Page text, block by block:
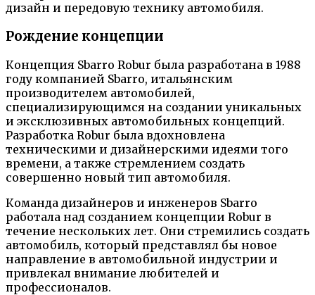
дизайн и передовую технику автомобиля.
Рождение концепции
Концепция Sbarro Robur была разработана в 1988
году компанией Sbarro, итальянским
производителем автомобилей,
специализирующимся на создании уникальных
и эксклюзивных автомобильных концепций.
Разработка Robur была вдохновлена
техническими и дизайнерскими идеями того
времени, а также стремлением создать
совершенно новый тип автомобиля.
Команда дизайнеров и инженеров Sbarro
работала над созданием концепции Robur в
течение нескольких лет. Они стремились создать
автомобиль, который представлял бы новое
направление в автомобильной индустрии и
привлекал внимание любителей и
профессионалов.